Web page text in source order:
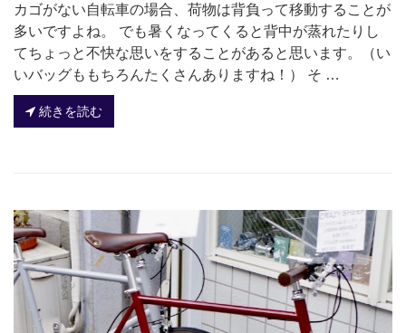
カゴがない自転車の場合、荷物は背負って移動することが
多いですよね。 でも暑くなってくると背中が蒸れたりし
てちょっと不快な思いをすることがあると思います。（い
いバッグももちろんたくさんありますね！） そ …
続きを読む